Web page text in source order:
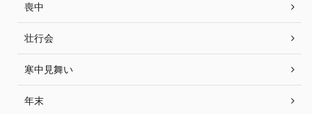
喪中
壮行会
寒中見舞い
年末